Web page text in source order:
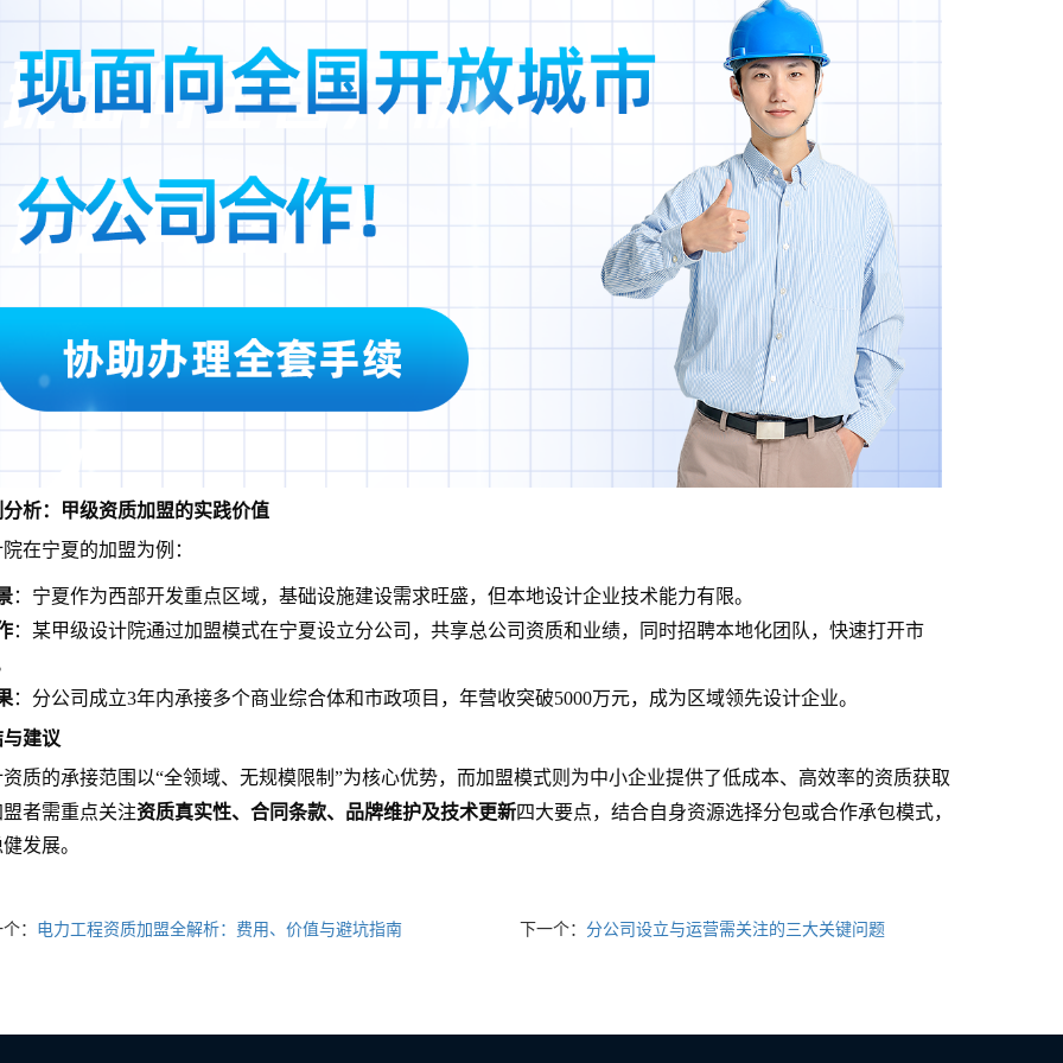
析：甲级资质加盟的实践价值
在宁夏的加盟为例：
：宁夏作为西部开发重点区域，基础设施建设需求旺盛，但本地设计企业技术能力有限。
：某甲级设计院通过加盟模式在宁夏设立分公司，共享总公司资质和业绩，同时招聘本地化团队，快速打开市
：分公司成立3年内承接多个商业综合体和市政项目，年营收突破5000万元，成为区域领先设计企业。
建议
质的承接范围以“全领域、无规模限制”为核心优势，而加盟模式则为中小企业提供了低成本、高效率的资质获取
者需重点关注资质真实性、合同条款、品牌维护及技术更新四大要点，结合自身资源选择分包或合作承包模式，
发展。
： 电力工程资质加盟全解析：费用、价值与避坑指南 下一个： 分公司设立与运营需关注的三大关键问题